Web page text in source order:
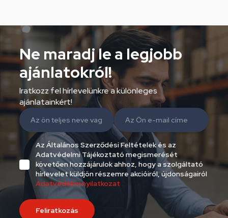
Ne maradj le a legjobb
ajánlatokról!
Iratkozz fel hírlevelünkre a különleges
ajánlatainkért!
Az Általános Szerződési Feltételek és az
Adatvédelmi Tájékoztató megismerését
követően hozzájárulok ahhoz, hogy a szolgáltató
hírlevelet küldjön részemre akcióiról, újdonságairól
Adatvédelmi nyilatkozat
Feliratkozás